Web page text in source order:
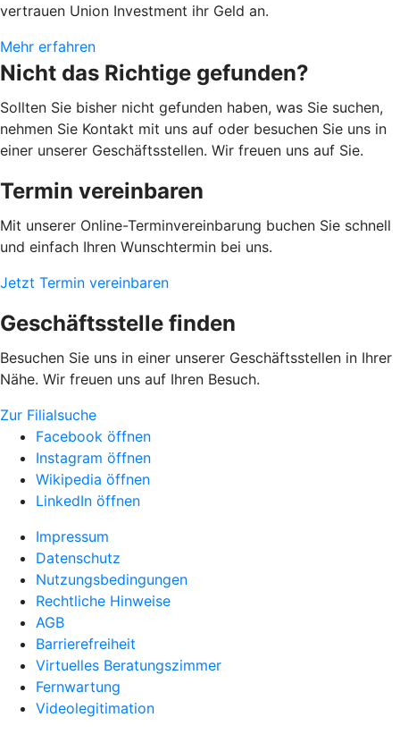
vertrauen Union Investment ihr Geld an.
Mehr erfahren
Nicht das Richtige gefunden?
Sollten Sie bisher nicht gefunden haben, was Sie suchen,
nehmen Sie Kontakt mit uns auf oder besuchen Sie uns in
einer unserer Geschäftsstellen. Wir freuen uns auf Sie.
Termin vereinbaren
Mit unserer Online-Terminvereinbarung buchen Sie schnell
und einfach Ihren Wunschtermin bei uns.
Jetzt Termin vereinbaren
Geschäftsstelle finden
Besuchen Sie uns in einer unserer Geschäftsstellen in Ihrer
Nähe. Wir freuen uns auf Ihren Besuch.
Zur Filialsuche
Facebook öffnen
Instagram öffnen
Wikipedia öffnen
LinkedIn öffnen
Impressum
Datenschutz
Nutzungsbedingungen
Rechtliche Hinweise
AGB
Barrierefreiheit
Virtuelles Beratungszimmer
Fernwartung
Videolegitimation